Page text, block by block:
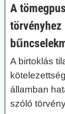
A
A birtoklás
államban
szóló